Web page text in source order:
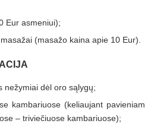
Eur asmeniui);
(masažo kaina apie 10 Eur).
nežymiai dėl oro sąlygų;
kambariuose (keliaujant pavieniam
– triviečiuose kambariuose);